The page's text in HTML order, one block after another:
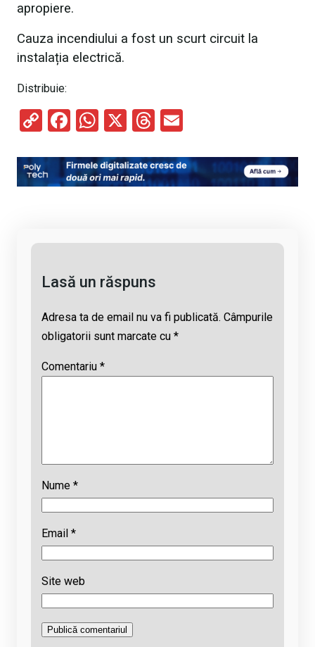
apropiere.
Cauza incendiului a fost un scurt circuit la
instalația electrică.
Distribuie:
C
py
Li
F
ce
b
W
at
s
X
T
e
a
ail
Lasă un răspuns
Adresa ta de email nu va fi publicată. Câmpurile
obligatorii sunt marcate cu *
Comentariu *
Nume *
Email *
Site web